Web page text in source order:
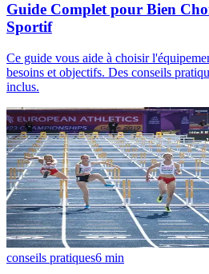
Guide Complet pour Bien
Sportif
Ce guide vous aide à choisir
besoins et objectifs. Des conseils
inclus.
conseils pratiques6 min